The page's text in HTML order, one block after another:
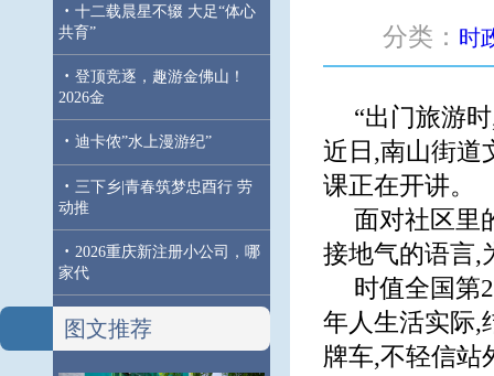
· 十二载晨星不辍 大足“体心
共育”
· 登顶竞逐，趣游金佛山！
2026金
· 迪卡侬”水上漫游纪”
· 三下乡|青春筑梦忠酉行 劳
动推
· 2026重庆新注册小公司，哪
家代
图文推荐
分类： 时
“出门旅游
近日,南山街道
课正在开讲。
面对社区里
接地气的语言,
时值全国第
年人生活实际,
牌车,不轻信站